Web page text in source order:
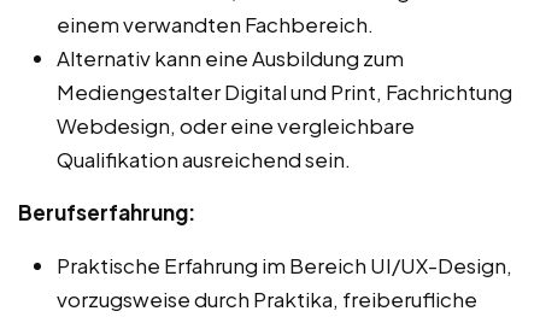
einem verwandten Fachbereich.
Alternativ kann eine Ausbildung zum
Mediengestalter Digital und Print, Fachrichtung
Webdesign, oder eine vergleichbare
Qualifikation ausreichend sein.
Berufserfahrung:
Praktische Erfahrung im Bereich UI/UX-Design,
vorzugsweise durch Praktika, freiberufliche